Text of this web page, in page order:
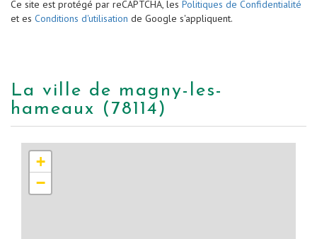
Ce site est protégé par reCAPTCHA, les Politiques de Confidentialité
et es Conditions d'utilisation de Google s'appliquent.
la ville de magny-les-
hameaux (78114)
+
−